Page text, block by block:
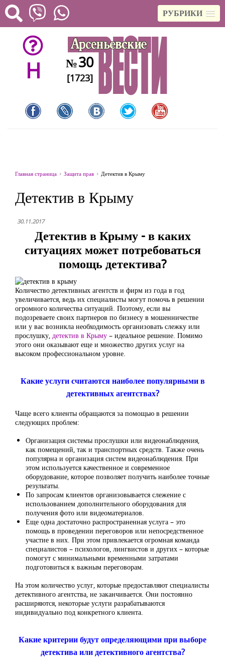
РУБРИКИ
H №30
[1723]
Главная страница Защита прав Детектив в Крыму
Детектив в Крыму
30.11.2017
Детектив в Крыму - в каких
ситуациях может потребоваться
помощь детектива?
Количество детективных агентств и фирм из года в год
увеличивается, ведь их специалисты могут помочь в решении
огромного количества ситуаций. Поэтому, если вы
подозреваете своих партнеров по бизнесу в мошенничестве
или у вас возникла необходимость организовать слежку или
прослушку, детектив в Крыму – идеальное решение. Помимо
этого они оказывают еще и множество других услуг на
высоком профессиональном уровне.
Какие услуги считаются наиболее популярными в
детективных агентствах?
Чаще всего клиенты обращаются за помощью в решении
следующих проблем:
Организация системы прослушки или видеонаблюдения,
как помещений, так и транспортных средств. Также очень
популярна и организация систем видеонаблюдения. При
этом используется качественное и современное
оборудование, которое позволяет получить наиболее точные
результаты.
По запросам клиентов организовывается слежение с
использованием дополнительного оборудования для
получения фото или видеоматериалов.
Еще одна достаточно распространенная услуга – это
помощь в проведении переговоров или непосредственное
участие в них. При этом привлекается огромная команда
специалистов – психологов, лингвистов и других – которые
помогут с минимальными временными затратами
подготовиться к важным переговорам.
На этом количество услуг, которые предоставляют специалисты
детективного агентства, не заканчивается. Они постоянно
расширяются, некоторые услуги разрабатываются
индивидуально под конкретного клиента.
Какие критерии будут определяющими при выборе
детектива или детективного агентства?